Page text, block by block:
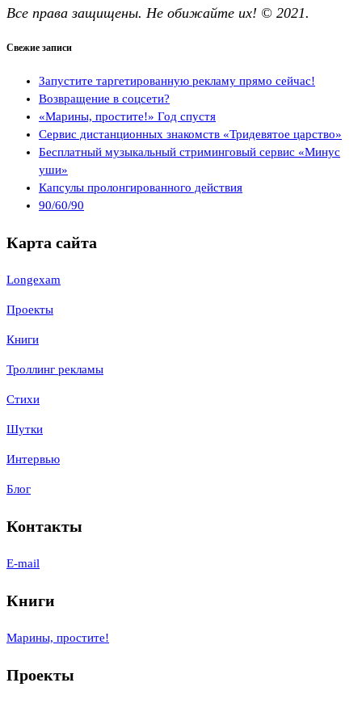
Все права защищены. Не обижайте их! © 2021.
Свежие записи
Запустите таргетированную рекламу прямо сейчас!
Возвращение в соцсети?
«Марины, простите!» Год спустя
Сервис дистанционных знакомств «Тридевятое царство»
Бесплатный музыкальный стриминговый сервис «Минус
уши»
Капсулы пролонгированного действия
90/60/90
Карта сайта
Longexam
Проекты
Книги
Троллинг рекламы
Стихи
Шутки
Интервью
Блог
Контакты
E-mail
Книги
Марины, простите!
Проекты